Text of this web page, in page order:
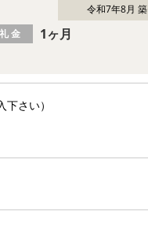
令和7年8月 築
礼 金 1ヶ月
さい）